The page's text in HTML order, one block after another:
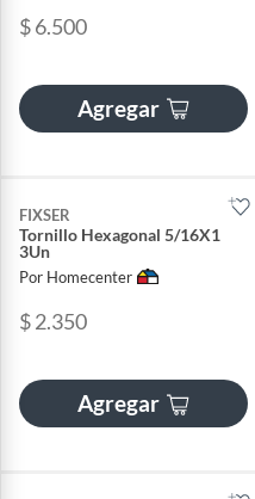
$ 6.500
Agregar
FIXSER
Tornillo Hexagonal 5/16X1
3Un
Por Homecenter
$ 2.350
Agregar